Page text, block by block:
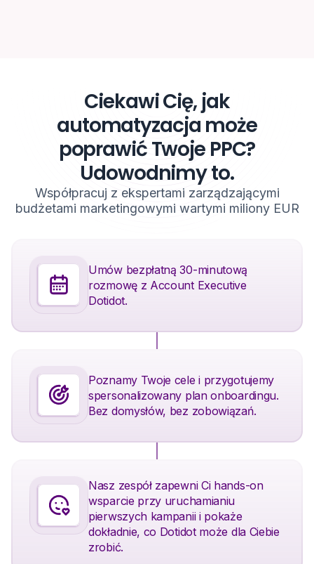
Ciekawi Cię, jak
automatyzacja może
poprawić Twoje PPC?
Udowodnimy to.
Współpracuj z ekspertami zarządzającymi
budżetami marketingowymi wartymi miliony EUR
Umów bezpłatną 30-minutową
rozmowę z Account Executive
Dotidot.
Poznamy Twoje cele i przygotujemy
spersonalizowany plan onboardingu.
Bez domysłów, bez zobowiązań.
Nasz zespół zapewni Ci hands-on
wsparcie przy uruchamianiu
pierwszych kampanii i pokaże
dokładnie, co Dotidot może dla Ciebie
zrobić.